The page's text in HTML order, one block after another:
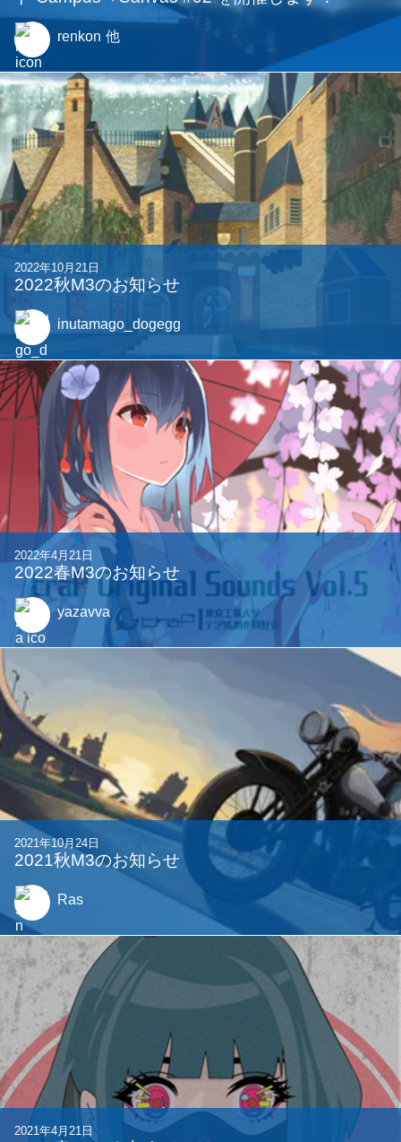
この記事を書いた人
YMAC
この記事をシェア
関連する記事
2023年4月21日
CPCTFを開催します
noc7t